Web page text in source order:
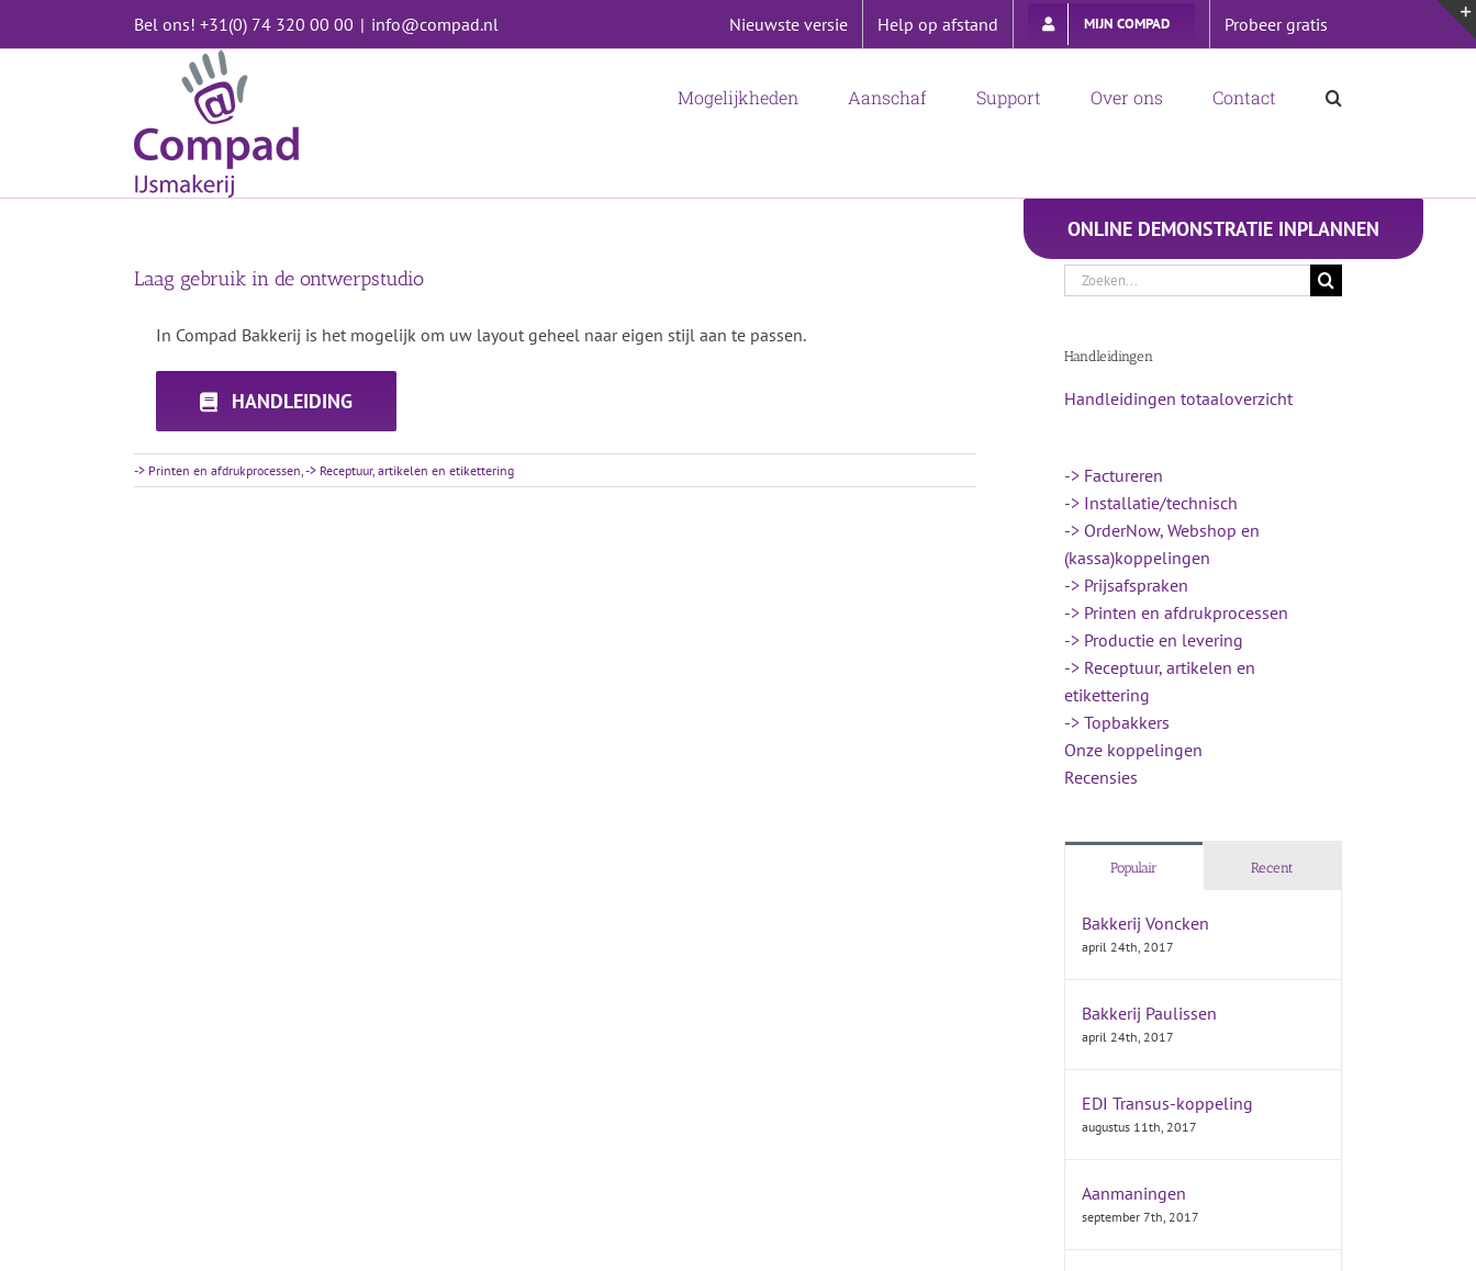
Bel ons! +31(0) 74 320 00 00 | info@compad.nl Nieuwste versie Help op afstand MIJN COMPAD Probeer gratis
Mogelijkheden Aanschaf Support Over ons Contact
ONLINE DEMONSTRATIE INPLANNEN
Laag gebruik in de ontwerpstudio
In Compad Bakkerij is het mogelijk om uw layout geheel naar eigen stijl aan te passen.
HANDLEIDING
-> Printen en afdrukprocessen,-> Receptuur, artikelen en etikettering
Zoeken
Handleidingen
Handleidingen totaaloverzicht
-> Factureren
-> Installatie/technisch
-> OrderNow, Webshop en
(kassa)koppelingen
-> Prijsafspraken
-> Printen en afdrukprocessen
-> Productie en levering
-> Receptuur, artikelen en
etikettering
-> Topbakkers
Onze koppelingen
Recensies
Populair Recent
Bakkerij Voncken
april 24th, 2017
Bakkerij Paulissen
april 24th, 2017
EDI Transus-koppeling
augustus 11th, 2017
Aanmaningen
september 7th, 2017